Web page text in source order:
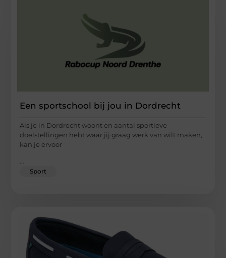
Een sportschool bij jou in Dordrecht
Als je in Dordrecht woont en aantal sportieve
doelstellingen hebt waar jij graag werk van wilt maken,
kan je ervoor
...
Sport